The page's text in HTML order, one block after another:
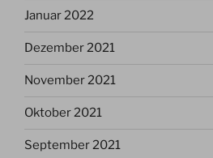
Januar 2022
Dezember 2021
November 2021
Oktober 2021
September 2021